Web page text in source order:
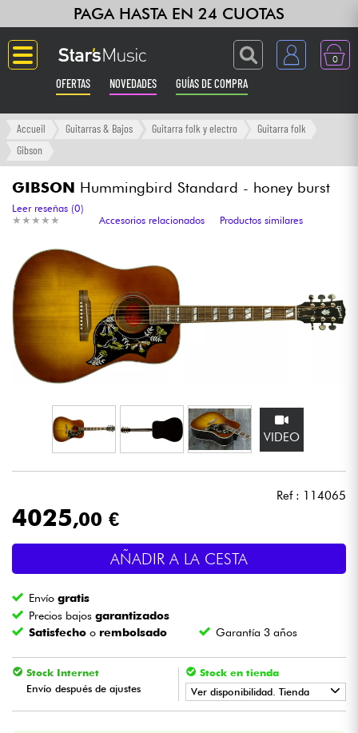
PAGA HASTA EN 24 CUOTAS
0
OFERTAS NOVEDADES GUÍAS DE COMPRA
Langue
Ampli & Efectos
Pianos
Sintetizadores & samplers
Grabación
Auriculares
Micros
Luces
Vientos
Violines y cuarteto
Niños
Accueil Guitarras & Bajos Guitarra folk y electro
Guitarra folk
Gibson
GIBSON Hummingbird Standard - honey burst
★ ★ ★ ★ ★
★ ★ ★ ★ ★
Leer reseñas (0)
Accesorios relacionados
Productos similares
VIDEO
Ref : 114065
4025,00 €
AÑADIR A LA CESTA
Envíogratis
Precios bajosgarantizados
Satisfecho o rembolsado Garantía 3 años
Stock Internet
Envío después de ajustes
Stock en tienda
Ver disponibilidad. Tienda